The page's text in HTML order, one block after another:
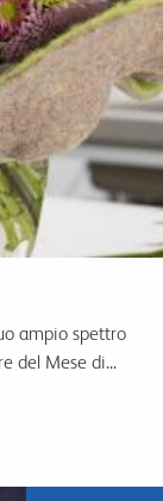
ampio spettro
del Mese di...